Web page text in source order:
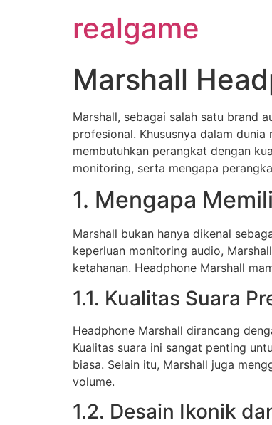
realgame
Marshall
Marshall, sebagai salah satu brand
profesional. Khususnya dalam
membutuhkan perangkat dengan
monitoring, serta mengapa
1. Mengapa
Marshall bukan hanya dikenal
keperluan monitoring audio,
ketahanan. Headphone Marshall
1.1. Kualitas Suara
Headphone Marshall dirancang
Kualitas suara ini sangat penting
biasa. Selain itu, Marshall juga
volume.
1.2. Desain Ikonik